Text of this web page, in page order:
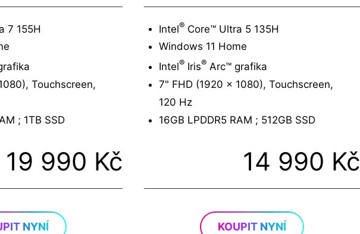
7 155H
Touchscreen,
; 1TB SSD
19 990 Kč
NYNÍ
Intel®Core™ Ultra 5 135H
Windows 11 Home
Intel®Iris®Arc™ grafika
7" FHD (1920 x 1080), Touchscreen,
120 Hz
16GB LPDDR5 RAM ; 512GB SSD
14 990 Kč
KOUPIT NYNÍ